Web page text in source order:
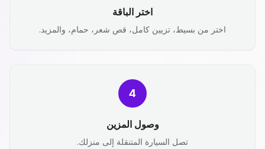
اختر الباقة
اختر من بسيط، تزيين كامل، قص شعر، حمام، والمزيد.
4
وصول المزين
تصل السيارة المتنقلة إلى منزلك.